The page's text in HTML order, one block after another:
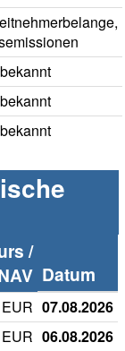
/
Datum
07.08.2026
06.08.2026